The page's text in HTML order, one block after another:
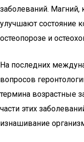
заболеваний. Магний,
улучшают состояние
остеопорозе и
На последних
вопросов
термина возрастные
части этих
изнашивание